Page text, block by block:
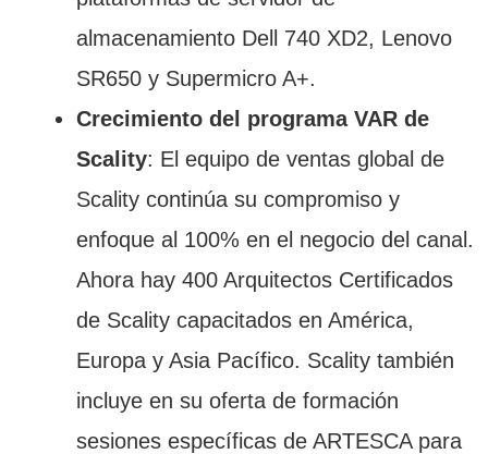
almacenamiento Dell 740 XD2, Lenovo
SR650 y Supermicro A+.
Crecimiento del programa VAR de
Scality: El equipo de ventas global de
Scality continúa su compromiso y
enfoque al 100% en el negocio del canal.
Ahora hay 400 Arquitectos Certificados
de Scality capacitados en América,
Europa y Asia Pacífico. Scality también
incluye en su oferta de formación
sesiones específicas de ARTESCA para